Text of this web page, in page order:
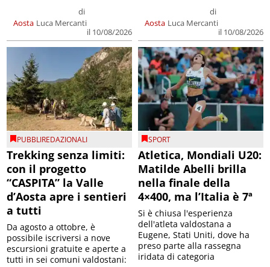
Aosta
di
Luca Mercanti
il 10/08/2026
Aosta
di
Luca Mercanti
il 10/08/2026
PUBBLIREDAZIONALI
Trekking senza limiti:
con il progetto
“CASPITA” la Valle
d’Aosta apre i sentieri
a tutti
Da agosto a ottobre, è
possibile iscriversi a nove
escursioni gratuite e aperte a
tutti in sei comuni valdostani:
SPORT
Atletica, Mondiali U20:
Matilde Abelli brilla
nella finale della
4×400, ma l’Italia è 7ª
Si è chiusa l'esperienza
dell'atleta valdostana a
Eugene, Stati Uniti, dove ha
preso parte alla rassegna
iridata di categoria